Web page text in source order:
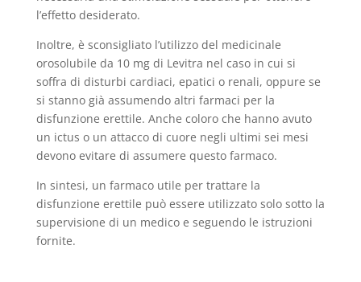
l’effetto desiderato.
Inoltre, è sconsigliato l’utilizzo del medicinale
orosolubile da 10 mg di Levitra nel caso in cui si
soffra di disturbi cardiaci, epatici o renali, oppure se
si stanno già assumendo altri farmaci per la
disfunzione erettile. Anche coloro che hanno avuto
un ictus o un attacco di cuore negli ultimi sei mesi
devono evitare di assumere questo farmaco.
In sintesi, un farmaco utile per trattare la
disfunzione erettile può essere utilizzato solo sotto la
supervisione di un medico e seguendo le istruzioni
fornite.